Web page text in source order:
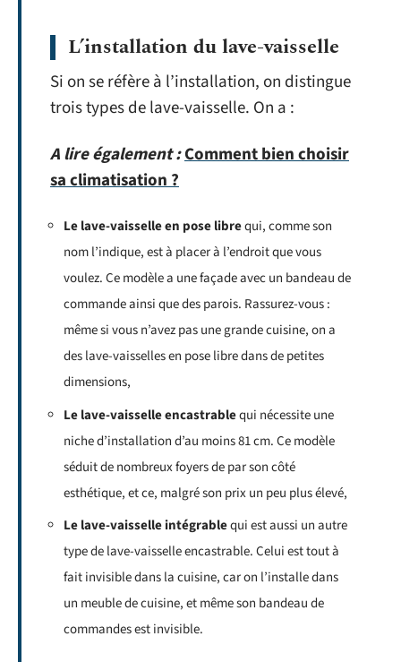
L’installation du lave-vaisselle
Si on se réfère à l’installation, on distingue
trois types de lave-vaisselle. On a :
A lire également :Comment bien choisir
sa climatisation ?
Le lave-vaisselle en pose librequi, comme son
nom l’indique, est à placer à l’endroit que vous
voulez. Ce modèle a une façade avec un bandeau de
commande ainsi que des parois. Rassurez-vous :
même si vous n’avez pas une grande cuisine, on a
des lave-vaisselles en pose libre dans de petites
dimensions,
Le lave-vaisselle encastrablequi nécessite une
niche d’installation d’au moins 81 cm. Ce modèle
séduit de nombreux foyers de par son côté
esthétique, et ce, malgré son prix un peu plus élevé,
Le lave-vaisselle intégrablequi est aussi un autre
type de lave-vaisselle encastrable. Celui est tout à
fait invisible dans la cuisine, car on l’installe dans
un meuble de cuisine, et même son bandeau de
commandes est invisible.